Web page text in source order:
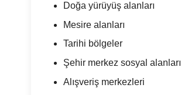
Doğa yürüyüş alanları
Mesire alanları
Tarihi bölgeler
Şehir merkez sosyal alanları
Alışveriş merkezleri